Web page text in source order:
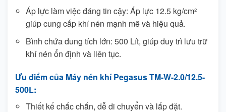
Áp lực làm việc đáng tin cậy: Áp lực 12.5 kg/cm²
giúp cung cấp khí nén mạnh mẽ và hiệu quả.
Bình chứa dung tích lớn: 500 Lít, giúp duy trì lưu trữ
khí nén ổn định và liên tục.
Ưu điểm của Máy nén khí Pegasus TM-W-2.0/12.5-
500L:
Thiết kế chắc chắn, dễ di chuyển và lắp đặt.